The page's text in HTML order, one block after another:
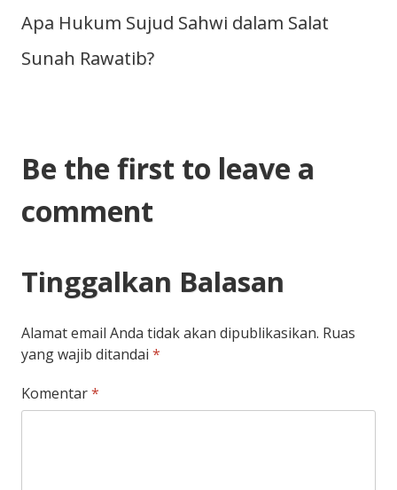
Apa Hukum Sujud Sahwi dalam Salat
Sunah Rawatib?
Be the first to leave a
comment
Tinggalkan Balasan
Alamat email Anda tidak akan dipublikasikan. Ruas
yang wajib ditandai *
Komentar*